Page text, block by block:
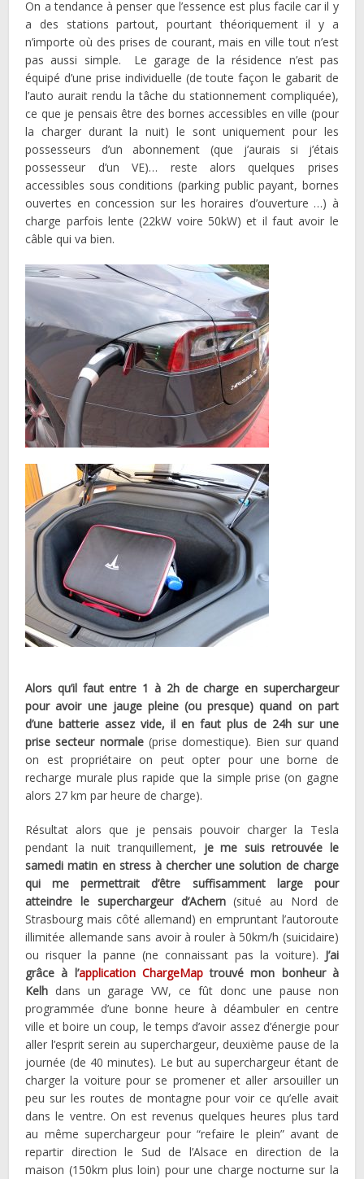
On a tendance à penser que l’essence est plus facile car il y
a des stations partout, pourtant théoriquement il y a
n’importe où des prises de courant, mais en ville tout n’est
pas aussi simple. Le garage de la résidence n’est pas
équipé d’une prise individuelle (de toute façon le gabarit de
l’auto aurait rendu la tâche du stationnement compliquée),
ce que je pensais être des bornes accessibles en ville (pour
la charger durant la nuit) le sont uniquement pour les
possesseurs d’un abonnement (que j’aurais si j’étais
possesseur d’un VE)… reste alors quelques prises
accessibles sous conditions (parking public payant, bornes
ouvertes en concession sur les horaires d’ouverture …) à
charge parfois lente (22kW voire 50kW) et il faut avoir le
câble qui va bien.
Alors qu’il faut entre 1 à 2h de charge en superchargeur
pour avoir une jauge pleine (ou presque) quand on part
d’une batterie assez vide, il en faut plus de 24h sur une
prise secteur normale(prise domestique). Bien sur quand
on est propriétaire on peut opter pour une borne de
recharge murale plus rapide que la simple prise (on gagne
alors 27 km par heure de charge).
Résultat alors que je pensais pouvoir charger la Tesla
pendant la nuit tranquillement, je me suis retrouvée le
samedi matin en stress à chercher une solution de charge
qui me permettrait d’être suffisamment large pour
atteindre le superchargeur d’Achern(situé au Nord de
Strasbourg mais côté allemand) en empruntant l’autoroute
illimitée allemande sans avoir à rouler à 50km/h (suicidaire)
ou risquer la panne (ne connaissant pas la voiture). J’ai
grâce à l’application ChargeMaptrouvé mon bonheur à
Kelh dans un garage VW, ce fût donc une pause non
programmée d’une bonne heure à déambuler en centre
ville et boire un coup, le temps d’avoir assez d’énergie pour
aller l’esprit serein au superchargeur, deuxième pause de la
journée (de 40 minutes). Le but au superchargeur étant de
charger la voiture pour se promener et aller arsouiller un
peu sur les routes de montagne pour voir ce qu’elle avait
dans le ventre. On est revenus quelques heures plus tard
au même superchargeur pour “refaire le plein” avant de
repartir direction le Sud de l’Alsace en direction de la
maison (150km plus loin) pour une charge nocturne sur la